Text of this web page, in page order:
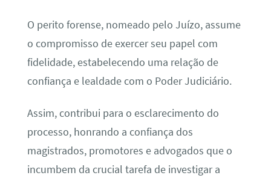
O perito forense, nomeado pelo Juízo, assume
o compromisso de exercer seu papel com
fidelidade, estabelecendo uma relação de
confiança e lealdade com o Poder Judiciário.
Assim, contribui para o esclarecimento do
processo, honrando a confiança dos
magistrados, promotores e advogados que o
incumbem da crucial tarefa de investigar a